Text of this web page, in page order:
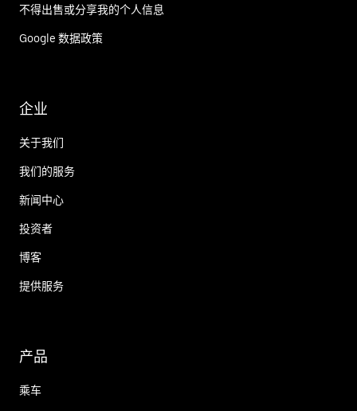
不得出售或分享我的个人信息
Google 数据政策
企业
关于我们
我们的服务
新闻中心
投资者
博客
提供服务
产品
乘车